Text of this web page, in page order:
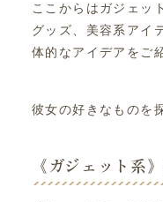
ここからはガジェッ
グッズ、美容系アイ
体的なアイデアをご
彼女の好きなものを
《ガジェット系